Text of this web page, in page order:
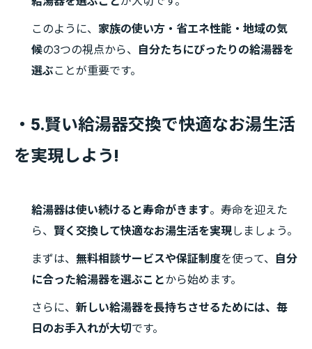
このように、 家族の使い方・省エネ性能・地域の気
候の3つの視点から、
自分たちにぴったりの給湯器を
選ぶことが重要です。
・5.賢い給湯器交換で快適なお湯生活
を実現しよう!
給湯器は使い続けると寿命がきます。寿命を迎えた
ら、 賢く交換して快適なお湯生活を実現しましょう。
まずは、 無料相談サービスや保証制度を使って、
自分
に合った給湯器を選ぶことから始めます。
さらに、 新しい給湯器を長持ちさせるためには、毎
日のお手入れが大切です。